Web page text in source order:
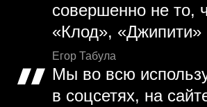
совершенно не то,
«Клод», «Джипити»
Егор Табула
Мы во всю
в соцсетях, на